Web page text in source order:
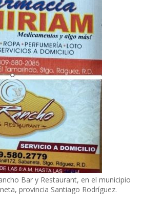
Bar y Restaurant, en el municipio
provincia Santiago Rodríguez.